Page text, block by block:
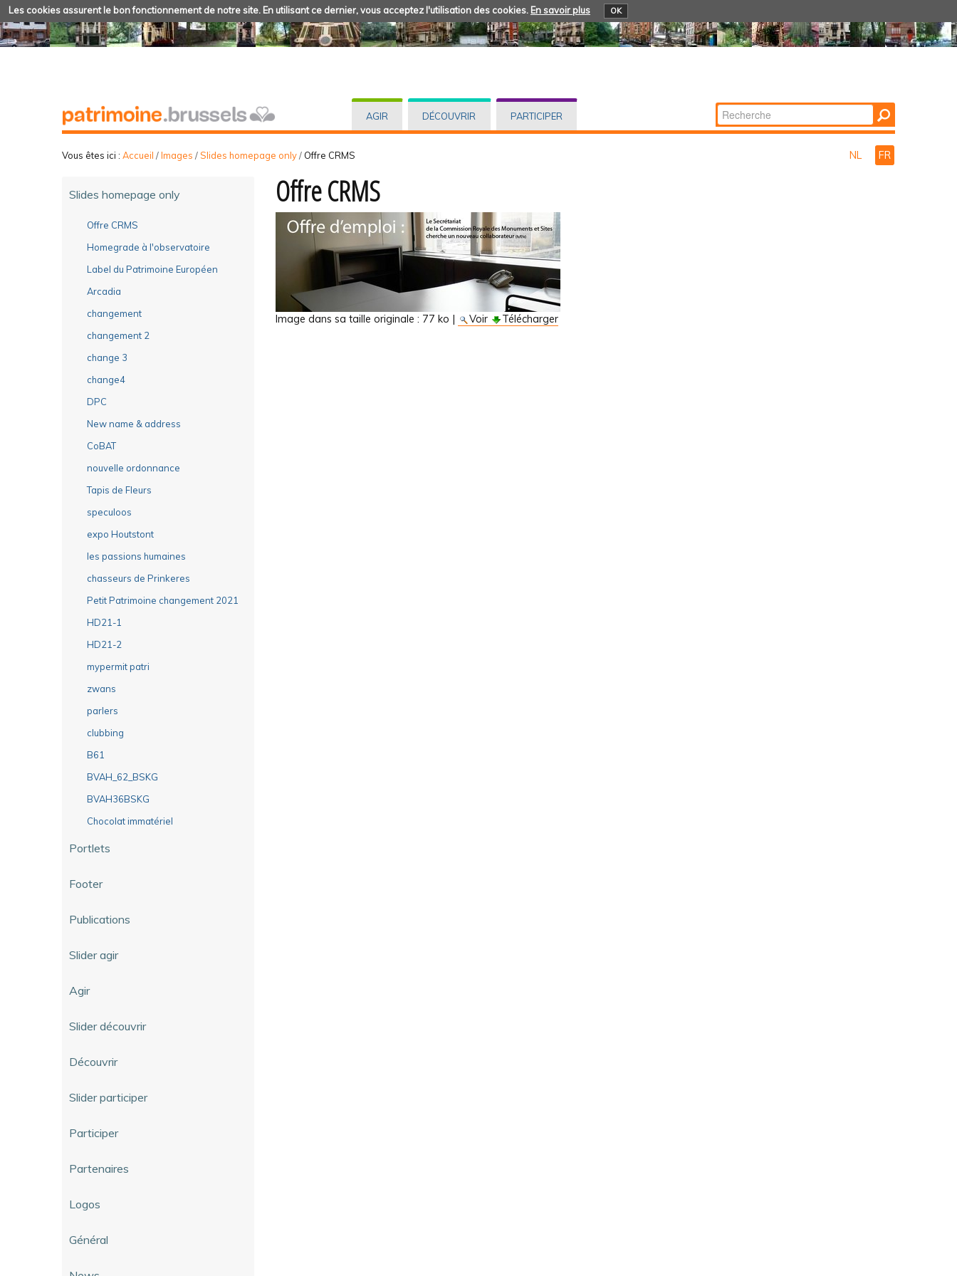
Les cookies assurent le bon fonctionnement de notre site. En utilisant ce dernier, vous acceptez l'utilisation des cookies. En savoir plus OK
AGIR DÉCOUVRIR PARTICIPER Chercher par
Recherche
Vous êtes ici : Accueil /Images /Slides homepage only/ Offre CRMS NL FR
Slides homepage only
Offre CRMS
Homegrade à l'observatoire
Label du Patrimoine Européen
Arcadia
changement
changement 2
change 3
change4
DPC
New name & address
CoBAT
nouvelle ordonnance
Tapis de Fleurs
speculoos
expo Houtstont
les passions humaines
chasseurs de Prinkeres
Petit Patrimoine changement 2021
HD21-1
HD21-2
mypermit patri
zwans
parlers
clubbing
B61
BVAH_62_BSKG
BVAH36BSKG
Chocolat immatériel
Portlets
Footer
Publications
Slider agir
Agir
Slider découvrir
Découvrir
Slider participer
Participer
Partenaires
Logos
Général
Offre CRMS
Image dans sa taille originale : 77 ko | Voir Télécharger